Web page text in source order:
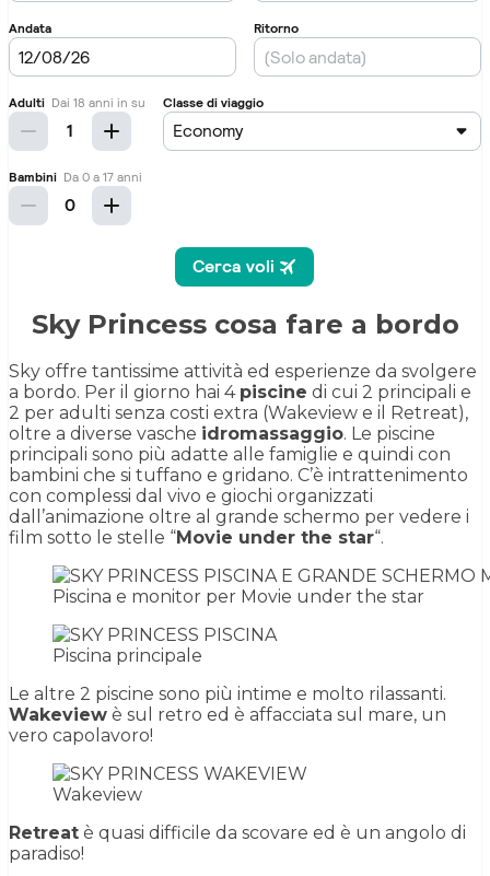
Sky Princess cosa fare a bordo
Sky offre tantissime attività ed esperienze da svolgere
a bordo. Per il giorno hai 4 piscine di cui 2 principali e
2 per adulti senza costi extra (Wakeview e il Retreat),
oltre a diverse vasche idromassaggio. Le piscine
principali sono più adatte alle famiglie e quindi con
bambini che si tuffano e gridano. C’è intrattenimento
con complessi dal vivo e giochi organizzati
dall’animazione oltre al grande schermo per vedere i
film sotto le stelle “Movie under the star“.
Piscina e monitor per Movie under the star
Piscina principale
Le altre 2 piscine sono più intime e molto rilassanti.
Wakeview è sul retro ed è affacciata sul mare, un
vero capolavoro!
Wakeview
Retreat è quasi difficile da scovare ed è un angolo di
paradiso!